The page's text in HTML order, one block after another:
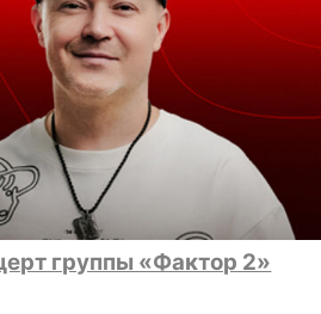
группы «Фактор 2»